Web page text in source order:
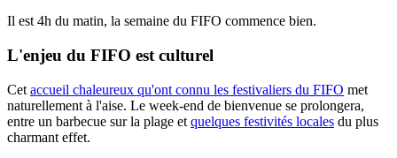
Il est 4h du matin, la semaine du FIFO commence bien.
L'enjeu du FIFO est culturel
Cet accueil chaleureux qu'ont connu les festivaliers du FIFO met
naturellement à l'aise. Le week-end de bienvenue se prolongera,
entre un barbecue sur la plage et quelques festivités locales du plus
charmant effet.